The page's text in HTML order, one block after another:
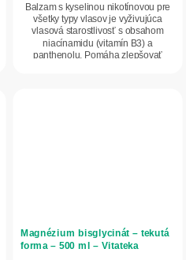
Balzam s kyselinou nikotínovou pre
všetky typy vlasov je vyživujúca
vlasová starostlivosť s obsahom
niacínamidu (vitamín B3) a
panthenolu. Pomáha zlepšovať
Magnézium bisglycinát – tekutá
forma – 500 ml – Vitateka